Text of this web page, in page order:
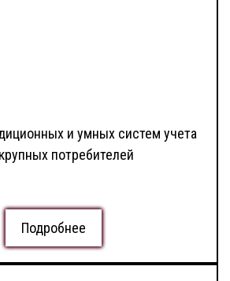
и умных систем учета
потребителей
Подробнее